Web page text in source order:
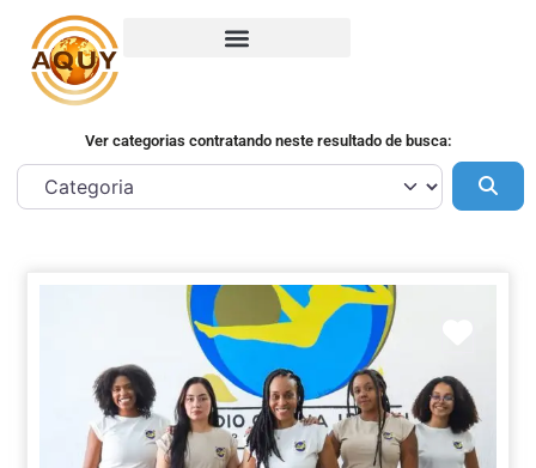
Ver categorias contratando neste resultado de busca: